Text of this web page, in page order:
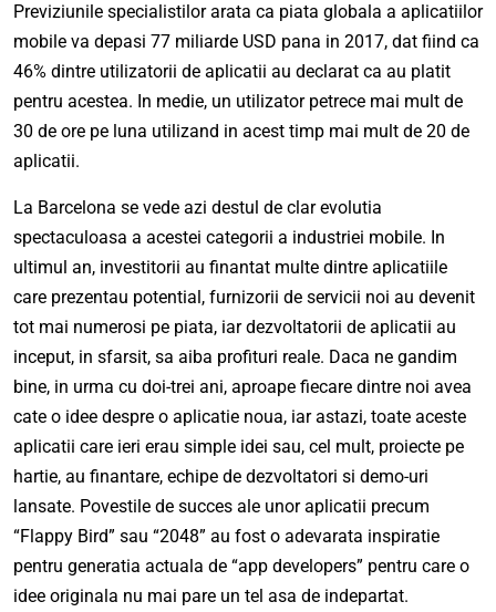
Previziunile specialistilor arata ca piata globala a aplicatiilor
mobile va depasi 77 miliarde USD pana in 2017, dat fiind ca
46% dintre utilizatorii de aplicatii au declarat ca au platit
pentru acestea. In medie, un utilizator petrece mai mult de
30 de ore pe luna utilizand in acest timp mai mult de 20 de
aplicatii.
La Barcelona se vede azi destul de clar evolutia
spectaculoasa a acestei categorii a industriei mobile. In
ultimul an, investitorii au finantat multe dintre aplicatiile
care prezentau potential, furnizorii de servicii noi au devenit
tot mai numerosi pe piata, iar dezvoltatorii de aplicatii au
inceput, in sfarsit, sa aiba profituri reale. Daca ne gandim
bine, in urma cu doi-trei ani, aproape fiecare dintre noi avea
cate o idee despre o aplicatie noua, iar astazi, toate aceste
aplicatii care ieri erau simple idei sau, cel mult, proiecte pe
hartie, au finantare, echipe de dezvoltatori si demo-uri
lansate. Povestile de succes ale unor aplicatii precum
“Flappy Bird” sau “2048” au fost o adevarata inspiratie
pentru generatia actuala de “app developers” pentru care o
idee originala nu mai pare un tel asa de indepartat.